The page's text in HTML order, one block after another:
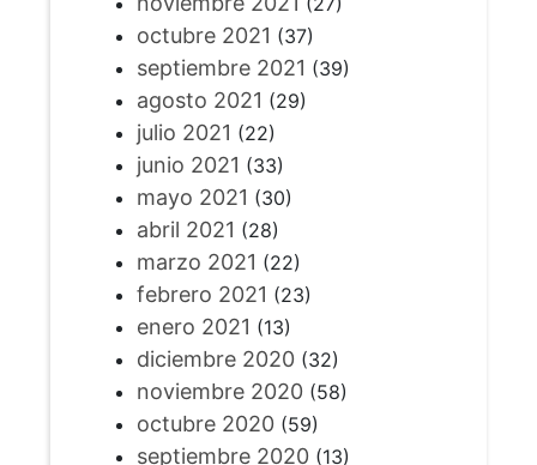
octubre 2021 (37)
septiembre 2021 (39)
agosto 2021 (29)
julio 2021 (22)
junio 2021 (33)
mayo 2021 (30)
abril 2021 (28)
marzo 2021 (22)
febrero 2021 (23)
enero 2021 (13)
diciembre 2020(32)
noviembre 2020(58)
octubre 2020(59)
septiembre 2020(13)